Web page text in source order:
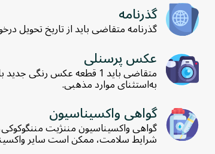
گذرنامه
گذرنامه متقاضی باید از تاریخ تحویل درخواست، 6 ماه اعتبار
عکس پرسنلی
به‌استثنای موارد مذهبی.
گواهی واکسیناسیون
شرایط سلامت، ممکن است سایر